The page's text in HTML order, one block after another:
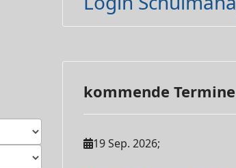
kommende Termine
19 Sep. 2026;